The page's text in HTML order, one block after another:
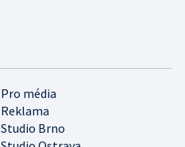
Pro média
Reklama
Studio Brno